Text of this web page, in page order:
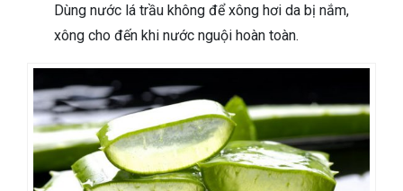
Dùng nước lá trầu không để xông hơi da bị nắm,
xông cho đến khi nước nguội hoàn toàn.